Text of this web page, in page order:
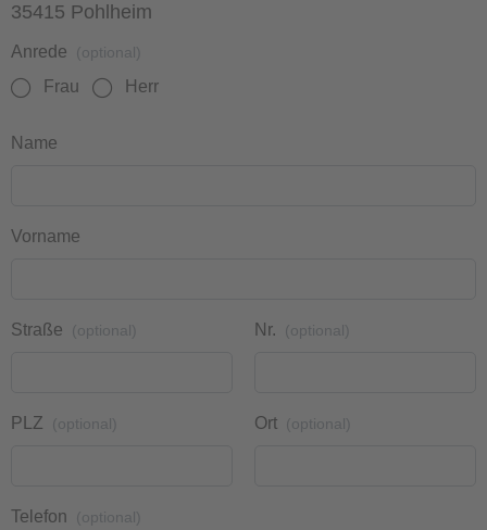
35415 Pohlheim
Anrede (optional)
Frau Herr
Name
Vorname
Straße (optional) Nr. (optional)
PLZ (optional) Ort (optional)
Telefon (optional)